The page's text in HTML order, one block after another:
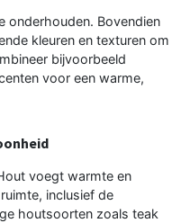
onderhouden. Bovendien
kleuren en texturen om
bijvoorbeeld
voor een warme,
voegt warmte en
inclusief de
houtsoorten zoals teak